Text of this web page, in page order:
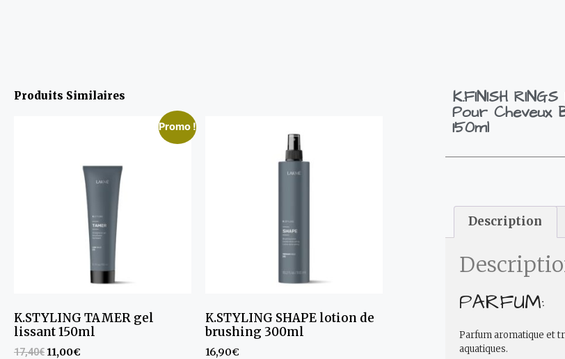
Produits Similaires
Promo !
K.STYLING TAMER gel
lissant 150ml
17,40€ 11,00€
K.STYLING SHAPE lotion de
brushing 300ml
16,90€
K.FINISH
Pour Cheveux
150ml
Description
PARFUM:
Parfum aromatique et
aquatiques.